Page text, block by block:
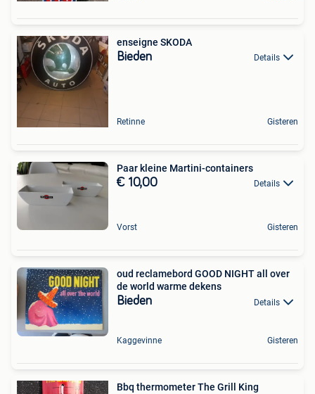
enseigne SKODA
Bieden Details
Retinne Gisteren
Paar kleine Martini-containers
€ 10,00 Details
Vorst Gisteren
oud reclamebord GOOD NIGHT all over
de world warme dekens
Bieden Details
Kaggevinne Gisteren
Bbq thermometer The Grill King